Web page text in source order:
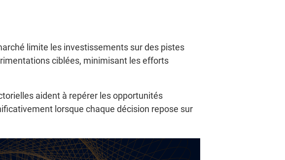
limite les investissements sur des pistes
ciblées, minimisant les efforts
aident à repérer les opportunités
lorsque chaque décision repose sur